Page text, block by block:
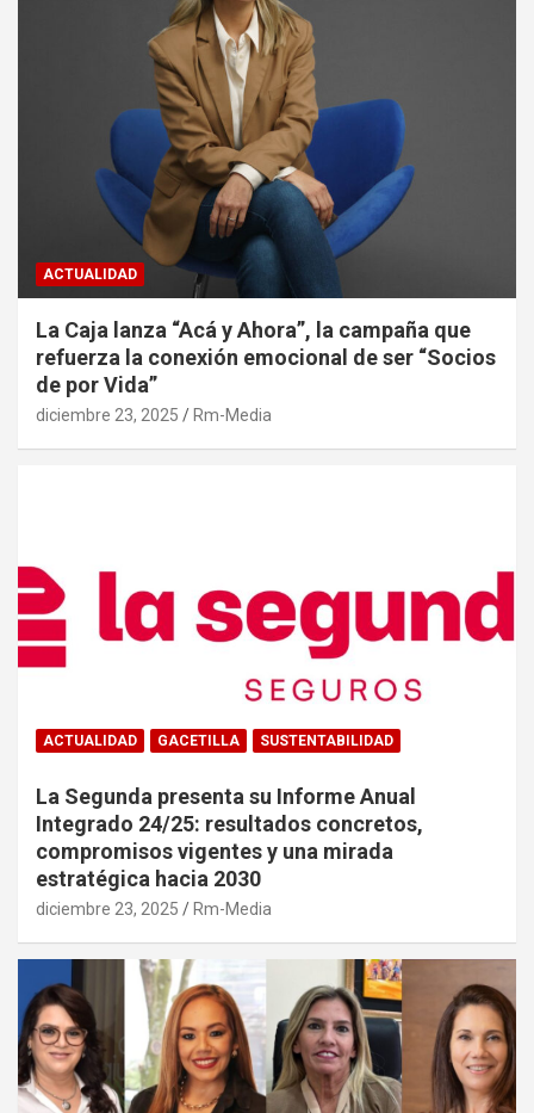
ACTUALIDAD
La Caja lanza “Acá y Ahora”, la campaña que
refuerza la conexión emocional de ser “Socios
de por Vida”
diciembre 23, 2025 Rm-Media
ACTUALIDAD GACETILLA SUSTENTABILIDAD
La Segunda presenta su Informe Anual
Integrado 24/25: resultados concretos,
compromisos vigentes y una mirada
estratégica hacia 2030
diciembre 23, 2025 Rm-Media